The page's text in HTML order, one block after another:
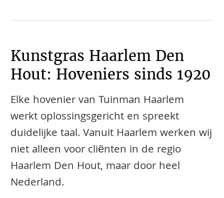
Kunstgras Haarlem Den
Hout: Hoveniers sinds 1920
Elke hovenier van Tuinman Haarlem
werkt oplossingsgericht en spreekt
duidelijke taal. Vanuit Haarlem werken wij
niet alleen voor cliënten in de regio
Haarlem Den Hout, maar door heel
Nederland.